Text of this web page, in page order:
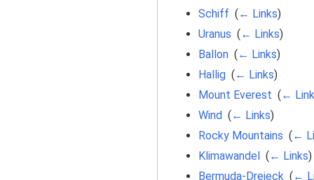
Schiff (← Links)
Uranus (← Links)
Ballon‎ (← Links)
Hallig‎ (← Links)
Mount Everest (←
Wind‎ (← Links)
Rocky Mountains (←
Klimawandel‎ (← Links)
Bermuda-Dreieck (←